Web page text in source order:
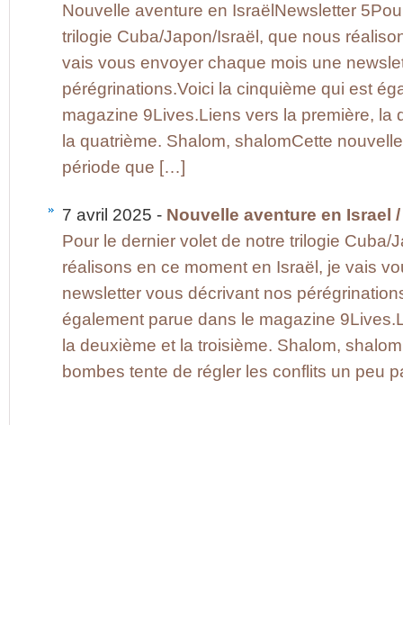
Nouvelle aventure en IsraëlNewsletter
trilogie Cuba/Japon/Israël, que nous
vais vous envoyer chaque mois une
pérégrinations.Voici la cinquième qui est
magazine 9Lives.Liens vers la première, la
la quatrième. Shalom, shalomCette
période que […]
7 avril 2025 - Nouvelle aventure en Israel
Pour le dernier volet de notre trilogie Cuba/
réalisons en ce moment en Israël, je vais
newsletter vous décrivant nos
également parue dans le magazine
la deuxième et la troisième. Shalom,
bombes tente de régler les conflits un peu